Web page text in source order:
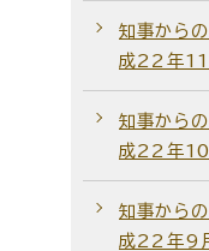
知事から
成22年11
知事から
成22年10
知事から
成22年9